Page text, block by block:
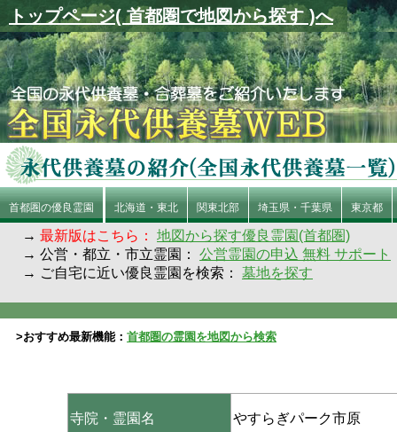
トップページ( 首都圏で地図から探す )へ
首都圏の優良霊園 北海道・東北 関東北部 埼玉県・千葉県 東京都
→ 最新版はこちら：
地図から探す優良霊園(首都圏)
→ 公営・都立・市立霊園： 公営霊園の申込 無料 サポート
→ ご自宅に近い優良霊園を検索： 墓地を探す
>おすすめ最新機能： 首都圏の霊園を地図から検索
寺院・霊園名 やすらぎパーク市原